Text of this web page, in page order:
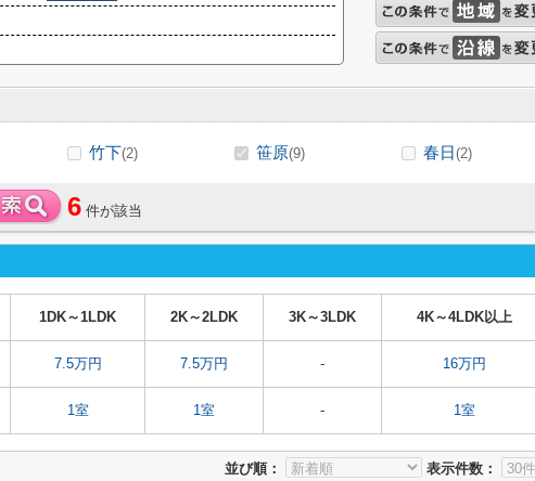
竹下(2) 笹原(9) 春日(2)
6 件が該当
1DK～1LDK 2K～2LDK 3K～3LDK 4K～4LDK以上
7.5万円 7.5万円 - 16万円
1室 1室 - 1室
並び順： 表示件数：